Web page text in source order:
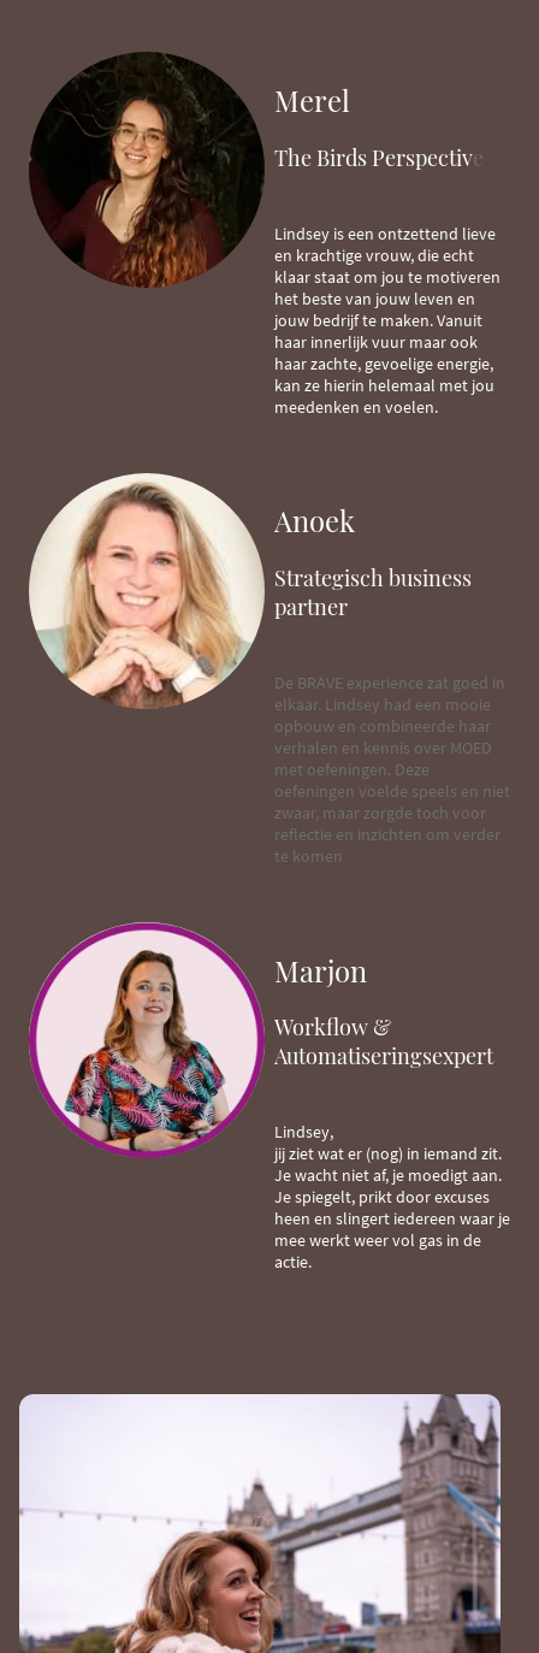
Merel
The Birds Perspective
Lindsey is een ontzettend lieve
en krachtige vrouw, die echt
klaar staat om jou te motiveren
het beste van jouw leven en
jouw bedrijf te maken. Vanuit
haar innerlijk vuur maar ook
haar zachte, gevoelige energie,
kan ze hierin helemaal met jou
meedenken en voelen.
Anoek
Strategisch business
partner
De BRAVE experience zat goed in
elkaar. Lindsey had een mooie
opbouw en combineerde haar
verhalen en kennis over MOED
met oefeningen. Deze
oefeningen voelde speels en niet
zwaar, maar zorgde toch voor
reflectie en inzichten om verder
te komen
Marjon
Workflow &
Automatiseringsexpert
Lindsey,
jij ziet wat er (nog) in iemand zit.
Je wacht niet af, je moedigt aan.
Je spiegelt, prikt door excuses
heen en slingert iedereen waar je
mee werkt weer vol gas in de
actie.